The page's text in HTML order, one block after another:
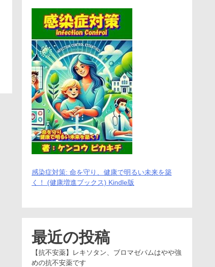
感染症対策: 命を守り、健康で明るい未来を築
く！ (健康増進ブックス) Kindle版
最近の投稿
【抗不安薬】レキソタン、ブロマゼパムはやや強
めの抗不安薬です